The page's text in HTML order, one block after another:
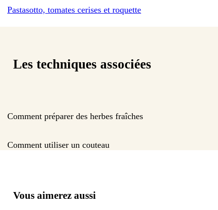
Pastasotto, tomates cerises et roquette
Les techniques associées
Comment préparer des herbes fraîches
Comment utiliser un couteau
Vous aimerez aussi